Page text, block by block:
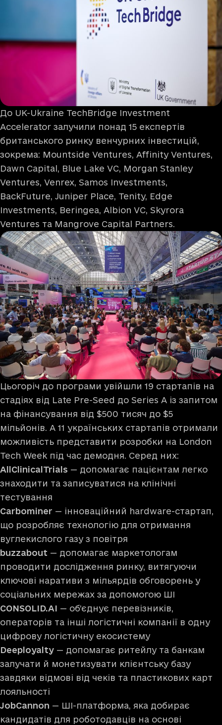
До UK-Ukraine TechBridge Investment
Accelerator залучили понад 15 експертів
британського ринку венчурних інвестицій,
зокрема: Mountside Ventures, Affinity Ventures,
Dawn Capital, Blue Lake VC, Morgan Stanley
Ventures, Venrex, Samos Investments,
BackFuture, Juniper Place, Tenity, Edge
Investments, Beringea, Albion VC, Skyrora
Ventures та Mangrove Capital Partners.
Цьогоріч до програми увійшли 19 стартапів на
стадіях від Late Pre-Seed до Series A із запитом
на фінансування від $500 тисяч до $5
мільйонів. А 11 українських стартапів отримали
можливість представити розробки на London
Tech Week під час демодня. Серед них:
AllClinicalTrials — допомагає пацієнтам легко
знаходити та записуватися на клінічні
тестування
Carbominer — інноваційний hardware-стартап,
що розробляє технологію для отримання
вуглекислого газу з повітря
buzzabout — допомагає маркетологам
проводити дослідження ринку, витягуючи
ключові наративи з мільярдів обговорень у
соціальних мережах за допомогою ШІ
CONSOLID.AI — об’єднує перевізників,
операторів та інші логістичні компанії в одну
цифрову логістичну екосистему
Deeployalty — допомагає ритейлу та банкам
залучати й монетизувати клієнтську базу
завдяки відмові від чеків та пластикових карт
лояльності
JobCannon — ШІ-платформа, яка добирає
кандидатів для роботодавців на основі